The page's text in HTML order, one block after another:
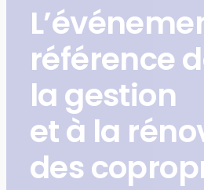
référence
la gestion
et à la
des